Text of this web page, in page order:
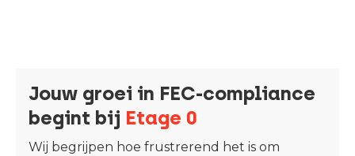
Jouw groei in FEC-compliance
begint bij Etage 0
Wij begrijpen hoe frustrerend het is om